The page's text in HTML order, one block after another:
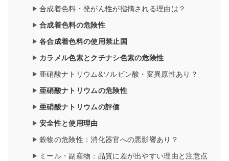
合成着色料・発がん性が指摘される理由は？
合成着色料の危険性
各合成着色料の使用禁止国
カラメル色素とクチナシ色素の危険性
亜硝酸ナトリウム&ソルビン酸・変異原性あり？
亜硝酸ナトリウムの危険性
亜硝酸ナトリウムの評価
安全性と使用理由
穀物の危険性：消化器官への悪影響あり？
ミール・副産物：品質に差が出やすい理由と注意点